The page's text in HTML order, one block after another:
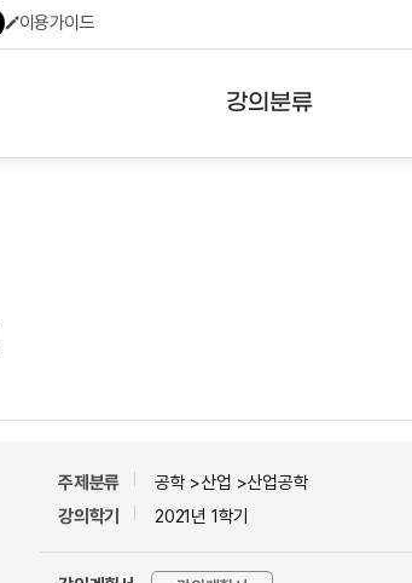
이용가이드
강의분류
주제분류
공학 >산업 >산업공학
강의학기
2021년 1학기